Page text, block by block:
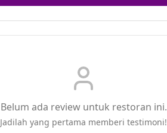
Belum ada review untuk restoran ini.
Jadilah yang pertama memberi testimoni!